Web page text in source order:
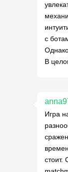
с
В
Игра
стоит.